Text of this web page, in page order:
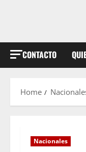
CONTACTO
Home
Nacionales